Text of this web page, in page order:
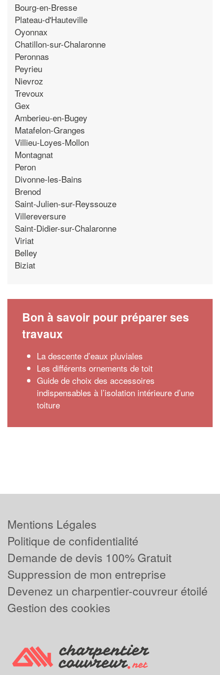
Bourg-en-Bresse
Plateau-d'Hauteville
Oyonnax
Chatillon-sur-Chalaronne
Peronnas
Peyrieu
Nievroz
Trevoux
Gex
Amberieu-en-Bugey
Matafelon-Granges
Villieu-Loyes-Mollon
Montagnat
Peron
Divonne-les-Bains
Brenod
Saint-Julien-sur-Reyssouze
Villereversure
Saint-Didier-sur-Chalaronne
Viriat
Belley
Biziat
Bon à savoir pour préparer ses
travaux
La descente d’eaux pluviales
Les différents ornements de toit
Guide de choix des accessoires
indispensables à l’isolation intérieure d’une
toiture
Mentions Légales
Politique de confidentialité
Demande de devis 100% Gratuit
Suppression de mon entreprise
Devenez un charpentier-couvreur étoilé
Gestion des cookies